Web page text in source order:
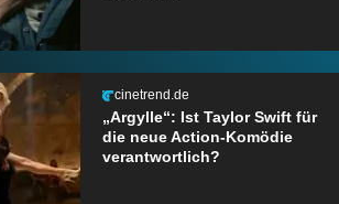
cinetrend.de
„Argylle“: Ist Taylor Swift für
die neue Action-Komödie
verantwortlich?